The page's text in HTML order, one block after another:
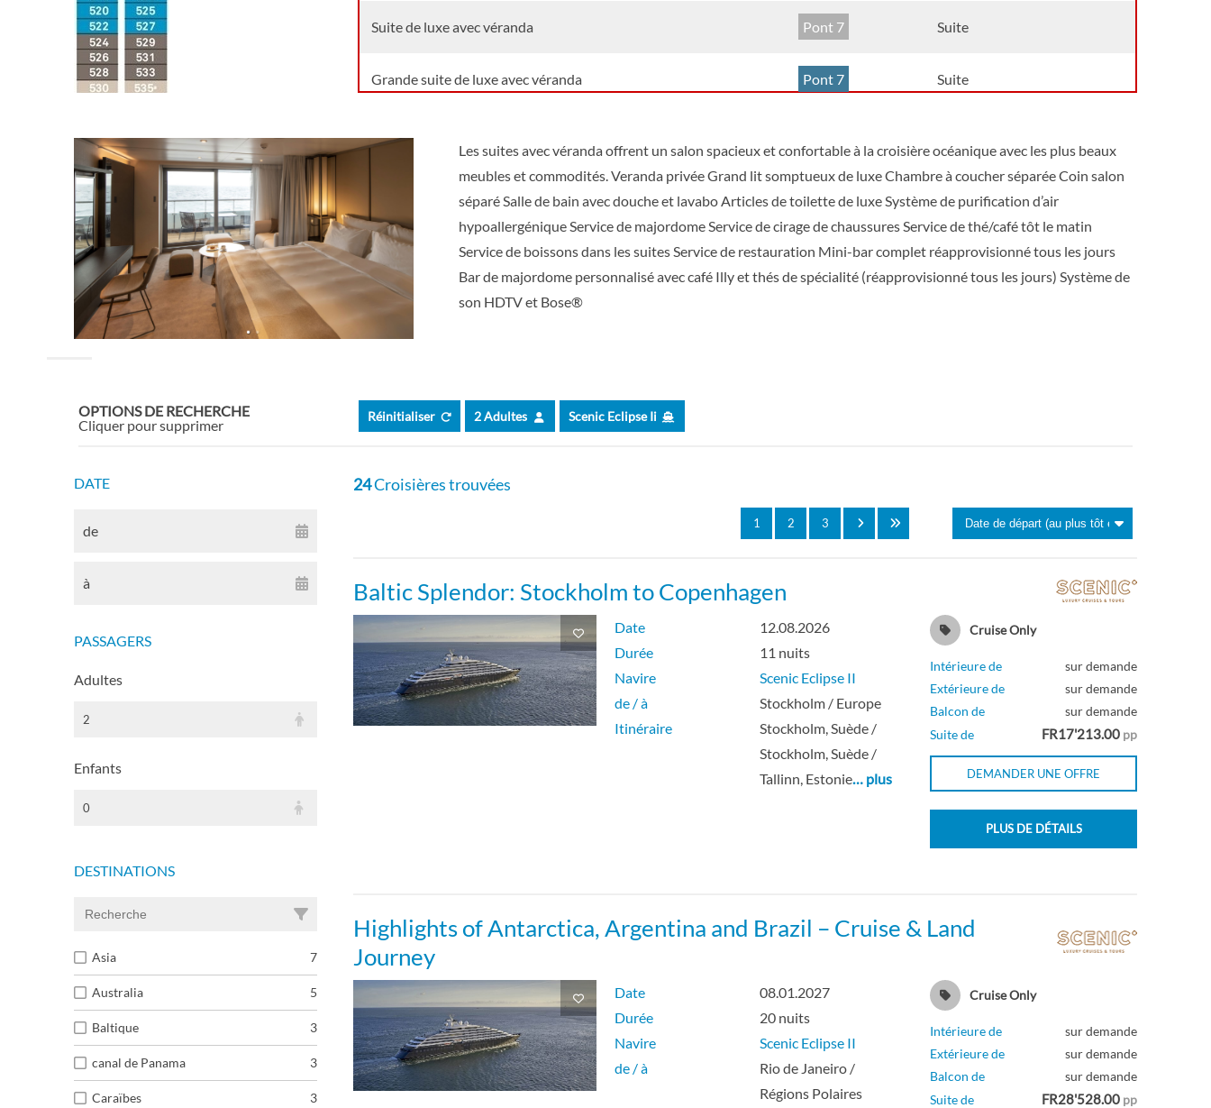
Suite de luxe avec véranda Pont 7 Suite
Grande suite de luxe avec véranda Pont 7 Suite
Suite de luxe avec véranda Pont 6 Suite
Grande suite de luxe avec véranda Pont 6 Suite
Grande suite Panorama Pont 6 Suite
Suite avec véranda
Suite Spa
Suite Spa Pont 9
Suite Penthouse du propriétaire Pont 9 Suite
Pont 9 Suite
Les suites avec véranda offrent un salon spacieux et confortable à la croisière océanique avec les plus beaux
meubles et commodités. Veranda privée Grand lit somptueux de luxe Chambre à coucher séparée Coin salon
séparé Salle de bain avec douche et lavabo Articles de toilette de luxe Système de purification d’air
hypoallergénique Service de majordome Service de cirage de chaussures Service de thé/café tôt le matin
Service de boissons dans les suites Service de restauration Mini-bar complet réapprovisionné tous les jours
Bar de majordome personnalisé avec café Illy et thés de spécialité (réapprovisionné tous les jours) Système de
son HDTV et Bose®
OPTIONS DE RECHERCHE
Cliquer pour supprimer
Réinitialiser 2 Adultes Scenic Eclipse Ii
DATE
de
à
PASSAGERS
Adultes
2
Enfants
0
DESTINATIONS
Asia 7
Australia 5
Baltique 3
canal de Panama 3
Caraïbes 3
24Croisières trouvées
1 2 3
Baltic Splendor: Stockholm to Copenhagen
Date
12.08.2026
Durée
11 nuits
Navire
Scenic Eclipse II
de / à
Stockholm / Europe
Itinéraire
Stockholm, Suède /
Stockholm, Suède /
Tallinn, Estonie… plus
Cruise Only
Intérieure de
sur demande
Extérieure de
sur demande
Balcon de
sur demande
Suite de
FR17'213.00 pp
DEMANDER UNE OFFRE
PLUS DE DÉTAILS
Highlights of Antarctica, Argentina and Brazil – Cruise & Land
Journey
Date
08.01.2027
Durée
20 nuits
Navire
Scenic Eclipse II
de / à
Rio de Janeiro /
Régions Polaires
Cruise Only
Intérieure de
sur demande
Extérieure de
sur demande
Balcon de
sur demande
Suite de
FR28'528.00 pp